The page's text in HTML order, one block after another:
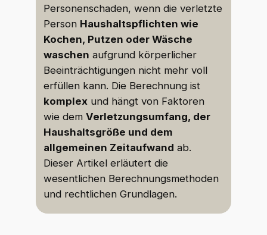
Personenschaden, wenn die verletzte
Person Haushaltspflichten wie
Kochen, Putzen oder Wäsche
waschen aufgrund körperlicher
Beeinträchtigungen nicht mehr voll
erfüllen kann. Die Berechnung ist
komplex und hängt von Faktoren
wie demVerletzungsumfang, der
Haushaltsgröße und dem
allgemeinen Zeitaufwand ab.
Dieser Artikel erläutert die
wesentlichen Berechnungsmethoden
und rechtlichen Grundlagen.